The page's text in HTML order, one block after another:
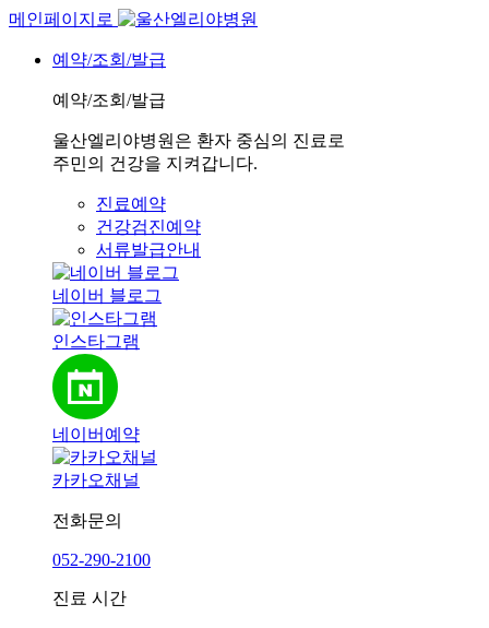
메인페이지로
예약/조회/발급
예약/조회/발급
울산엘리야병원은 환자 중심의 진료로
주민의 건강을 지켜갑니다.
진료예약
건강검진예약
서류발급안내
네이버 블로그
인스타그램
네이버예약
카카오채널
전화문의
052-290-2100
진료 시간